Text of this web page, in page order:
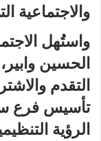
والاجتماعية
واستُهل
الحسين
التقدم
تأسيس فرع
الرؤية